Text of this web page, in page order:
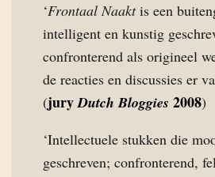
‘Frontaal Naaktis een
intelligent en kunstig
confronterend als origineel
de reacties en discussies er
(juryDutch Bloggies 2008)
‘Intellectuele stukken die
geschreven; confronterend,